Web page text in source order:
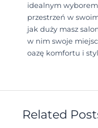
idealnym
przestrzeń w
jak duży masz
w nim swoje
oazę komfortu i
Related